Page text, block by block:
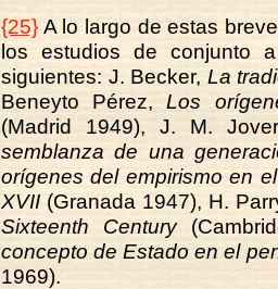
{25} A lo largo de estas
los estudios de conjunto
siguientes: J. Becker, La
Beneyto Pérez,Los
(Madrid 1949), J. M.
semblanza de una
orígenes del empirismo en
XVII (Granada 1947), H.
Sixteenth Century
concepto de Estado en el
1969).